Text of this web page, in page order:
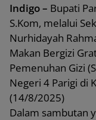
Indigo – Bupati
S.Kom, melalui
Nurhidayah
Makan Bergizi
Pemenuhan Gizi
Negeri 4 Parigi di
(14/8/2025)
Dalam sambutan